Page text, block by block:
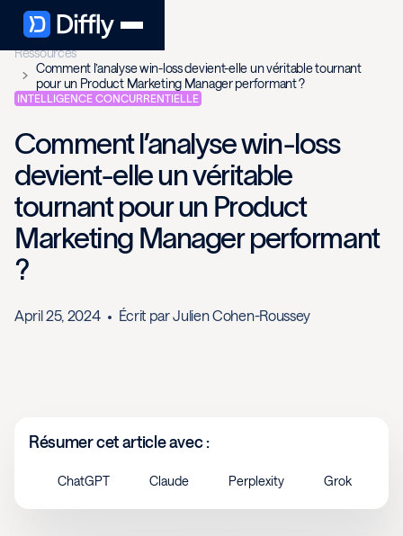
Ressources
Comment l’analyse win-loss devient-elle un véritable tournant
pour un Product Marketing Manager performant ?
INTELLIGENCE CONCURRENTIELLE
Comment l’analyse win-loss
devient-elle un véritable
tournant pour un Product
Marketing Manager performant
?
April 25, 2024 Écrit parJulien Cohen-Roussey
Résumer cet article avec :
ChatGPT Claude Perplexity Grok